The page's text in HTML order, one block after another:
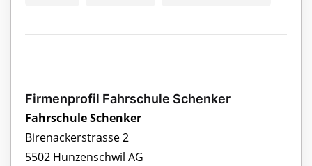
Firmenprofil Fahrschule Schenker
Fahrschule Schenker
Birenackerstrasse 2
5502 Hunzenschwil AG